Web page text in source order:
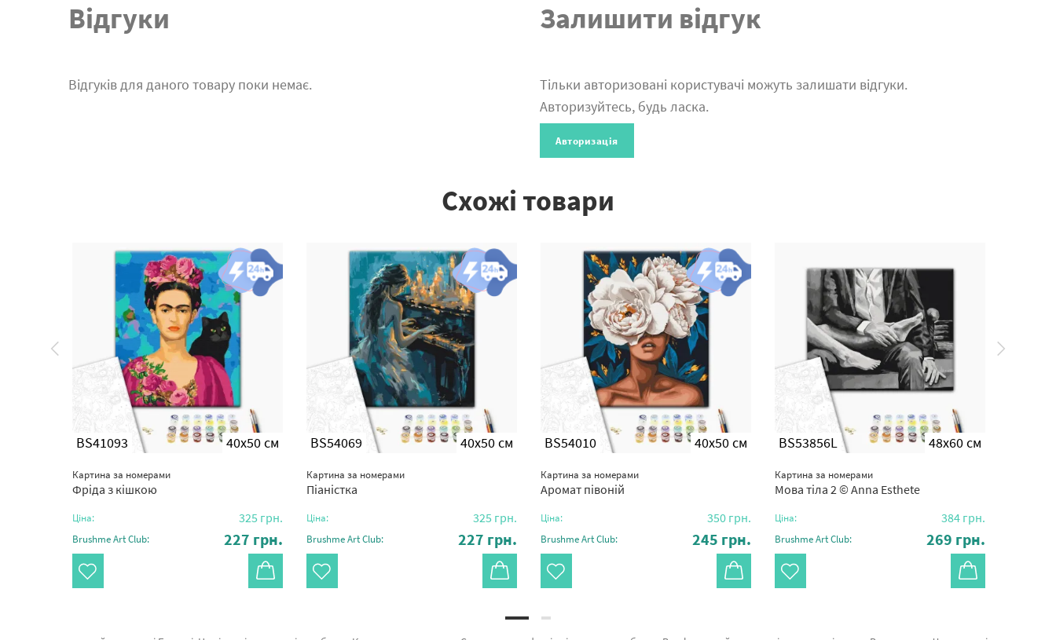
Відгуки
Відгуків для даного товару поки немає.
Залишити відгук
Тільки авторизовані користувачі можуть залишати відгуки.
Авторизуйтесь, будь ласка.
Авторизація
Схожі товари
BS41093 40x50 см
Картина за номерами
Фріда з кішкою
Ціна: 325 грн.
Brushme Art Club: 227 грн.
BS54069 40x50 см
Картина за номерами
Піаністка
Ціна: 325 грн.
Brushme Art Club: 227 грн.
BS54010 40x50 см
Картина за номерами
Аромат півоній
Ціна: 350 грн.
Brushme Art Club: 245 грн.
BS53856L 48x60 см
Картина за номерами
Мова тіла 2 © Anna Esthete
Ціна: 384 грн.
Brushme Art Club: 269 грн.